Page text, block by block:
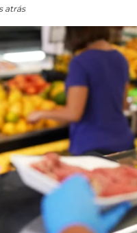
atrás